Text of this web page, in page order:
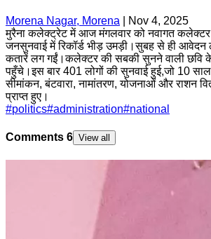
Morena Nagar, Morena
Nov 4, 2025
मुरैना कलेक्ट्रेट में आज मंगलवार को नवागत
जनसुनवाई में रिकॉर्ड भीड़ उमड़ी।सुबह से ही
कतारें लग गईं।कलेक्टर की सबकी सुनने वाली छवि
पहुँचे।इस बार 401 लोगों की सुनवाई हुई,जो 10 साल
सीमांकन, बंटवारा, नामांतरण, योजनाओं और राशन
प्राप्त हुए।
#politics#administration#national
Comments 6 View all